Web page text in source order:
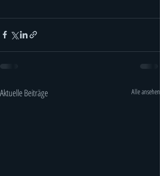
Aktuelle Beiträge Alle ansehen